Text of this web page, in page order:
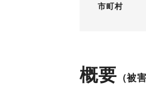
市町村
概要 （被